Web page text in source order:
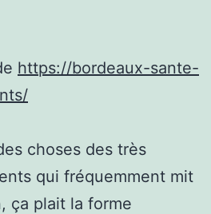
https://bordeaux-sante-
choses des très
qui fréquemment mit
ça plait la forme